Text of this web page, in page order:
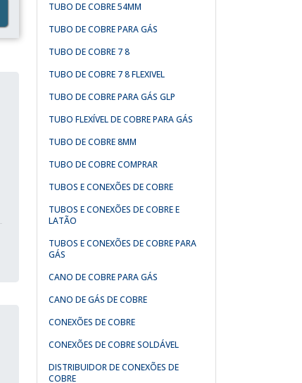
TUBO DE COBRE 54MM
TUBO DE COBRE PARA GÁS
TUBO DE COBRE 7 8
TUBO DE COBRE 7 8 FLEXIVEL
TUBO DE COBRE PARA GÁS GLP
TUBO FLEXÍVEL DE COBRE PARA GÁS
TUBO DE COBRE 8MM
TUBO DE COBRE COMPRAR
TUBOS E CONEXÕES DE COBRE
TUBOS E CONEXÕES DE COBRE E
LATÃO
TUBOS E CONEXÕES DE COBRE PARA
GÁS
CANO DE COBRE PARA GÁS
CANO DE GÁS DE COBRE
CONEXÕES DE COBRE
CONEXÕES DE COBRE SOLDÁVEL
DISTRIBUIDOR DE CONEXÕES DE
COBRE